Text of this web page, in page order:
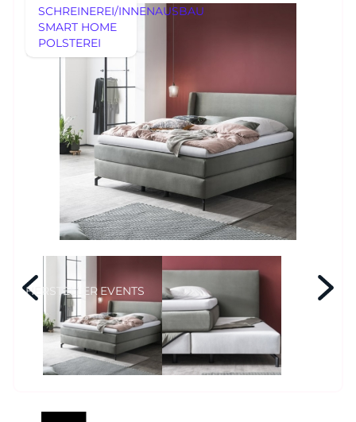
SCHREINEREI/INNENAUSBAU
SMART HOME
POLSTEREI
HERSTELLEREVENTS
UNSERE EXPERTISE
UNSERE EXPERTISE
REFERENZEN
HERSTELLER
EVENTS
STYLES
RHEINWERK
AUSSTELLUNGSSTÜCKE
AUSSTELLUNGSSTÜCKE
MÖBEL
MÖBEL
Senden
Königswinterer Str. 319
53639 Königswinter-Ittenbach
0 22 23 - 91 89 0
Di.-Fr. 10-18 Uhr
Sa. 10-17 Uhr
Montag geschlossen